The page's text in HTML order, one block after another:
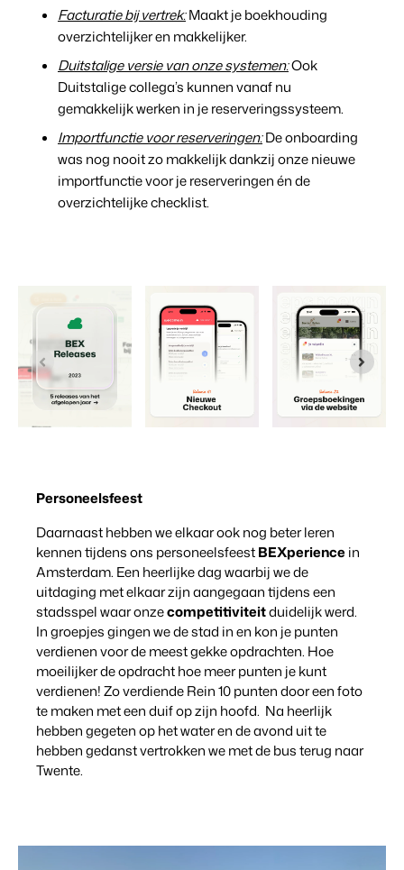
Facturatie bij vertrek:Maakt je boekhouding
overzichtelijker en makkelijker.
Duitstalige versie van onze systemen:Ook
Duitstalige collega’s kunnen vanaf nu
gemakkelijk werken in je reserveringssysteem.
Importfunctie voor reserveringen:De onboarding
was nog nooit zo makkelijk dankzij onze nieuwe
importfunctie voor je reserveringen én de
overzichtelijke checklist.
Personeelsfeest
Daarnaast hebben we elkaar ook nog beter leren
kennen tijdens ons personeelsfeestBEXperiencein
Amsterdam. Een heerlijke dag waarbij we de
uitdaging met elkaar zijn aangegaan tijdens een
stadsspel waar onzecompetitiviteitduidelijk werd.
In groepjes gingen we de stad in en kon je punten
verdienen voor de meest gekke opdrachten. Hoe
moeilijker de opdracht hoe meer punten je kunt
verdienen! Zo verdiende Rein 10 punten door een foto
te maken met een duif op zijn hoofd. Na heerlijk
hebben gegeten op het water en de avond uit te
hebben gedanst vertrokken we met de bus terug naar
Twente.